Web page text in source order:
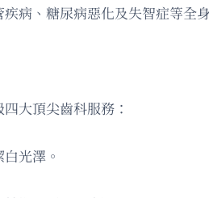
病、糖尿病惡化及失智症等全
大頂尖齒科服務：
光澤。